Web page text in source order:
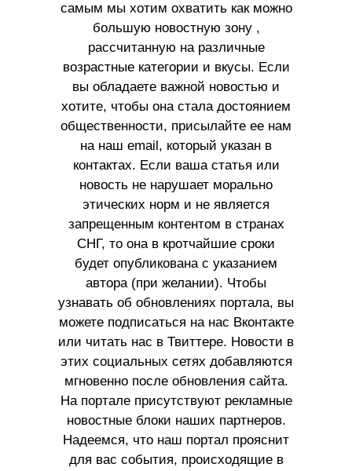
самым мы хотим охватить как можно
большую новостную зону ,
рассчитанную на различные
возрастные категории и вкусы. Если
вы обладаете важной новостью и
хотите, чтобы она стала достоянием
общественности, присылайте ее нам
на наш email, который указан в
контактах. Если ваша статья или
новость не нарушает морально
этических норм и не является
запрещенным контентом в странах
СНГ, то она в кротчайшие сроки
будет опубликована с указанием
автора (при желании). Чтобы
узнавать об обновлениях портала, вы
можете подписаться на нас Вконтакте
или читать нас в Твиттере. Новости в
этих социальных сетях добавляются
мгновенно после обновления сайта.
На портале присутствуют рекламные
новостные блоки наших партнеров.
Надеемся, что наш портал прояснит
для вас события, происходящие в